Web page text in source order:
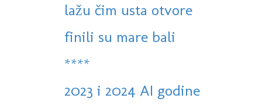
lažu čim usta otvore
finili su mare bali
****
2023 i 2024 AI godine